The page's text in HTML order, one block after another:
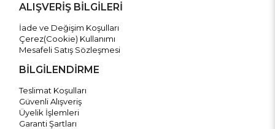
ALIŞVERİŞ BİLGİLERİ
İade ve Değişim Koşulları
Çerez(Cookie) Kullanımı
Mesafeli Satış Sözleşmesi
BİLGİLENDİRME
Teslimat Koşulları
Güvenli Alışveriş
Üyelik İşlemleri
Garanti Şartları